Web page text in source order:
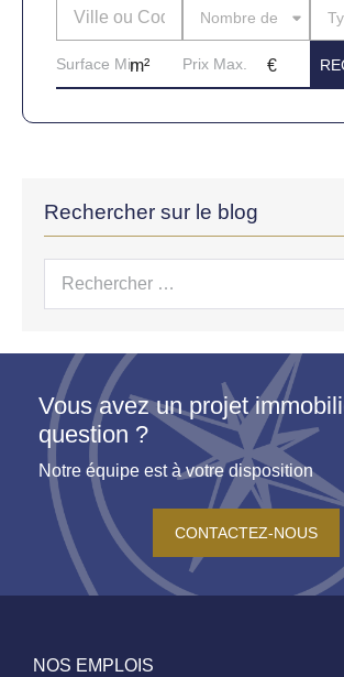
Nombre de pièces
Rechercher sur le blog
Recherche
Vous avez un projet
question ?
Notre équipe est à votre disposition
CONTACTEZ-NOUS
NOS EMPLOIS